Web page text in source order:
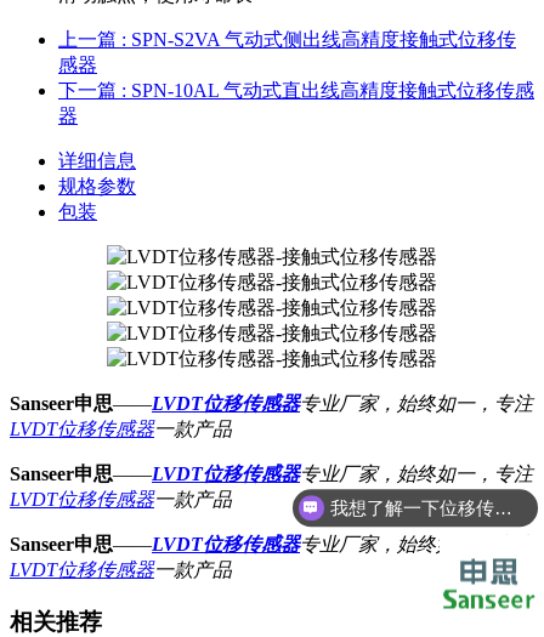
上一篇 : SPN-S2VA 气动式侧出线高精度接触式位移传
感器
下一篇 : SPN-10AL 气动式直出线高精度接触式位移传感
器
详细信息
规格参数
包装
Sanseer申思——LVDT位移传感器专业厂家，始终如一，专注
LVDT位移传感器一款产品
Sanseer申思——LVDT位移传感器专业厂家，始终如一，专注
LVDT位移传感器一款产品
Sanseer申思——LVDT位移传感器专业厂家，始终如一，专注
LVDT位移传感器一款产品
相关推荐
我想了解一下位移传感器